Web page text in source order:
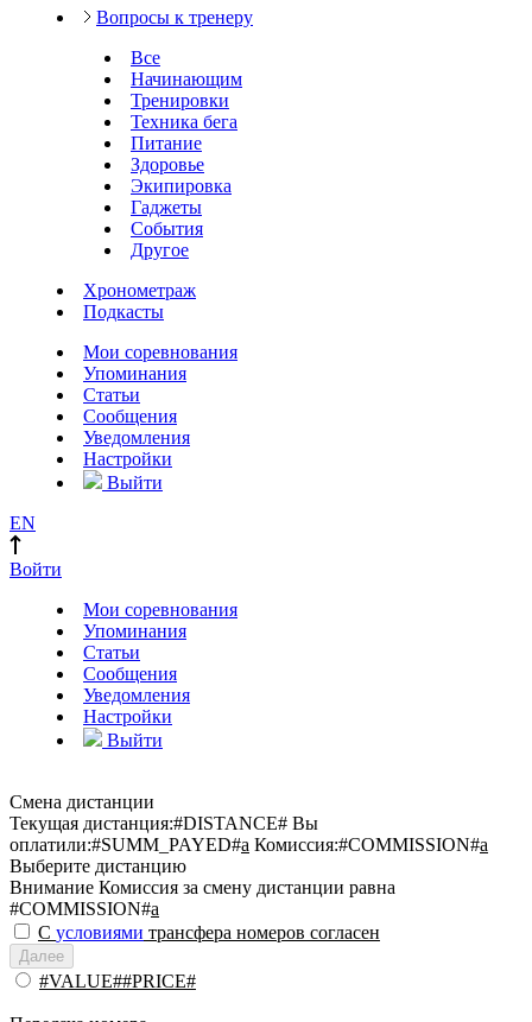
Вопросы к тренеру
Все
Начинающим
Тренировки
Техника бега
Питание
Здоровье
Экипировка
Гаджеты
События
Другое
Хронометраж
Подкасты
Мои соревнования
Упоминания
Статьи
Сообщения
Уведомления
Настройки
Выйти
EN
Войти
Мои соревнования
Упоминания
Статьи
Сообщения
Уведомления
Настройки
Выйти
Смена дистанции
Текущая дистанция:#DISTANCE# Вы
оплатили:#SUMM_PAYED#a Комиссия:#COMMISSION#a
Выберите дистанцию
Внимание Комиссия за смену дистанции равна
#COMMISSION#a
С условиями трансфера номеров согласен
Далее
#VALUE##PRICE#